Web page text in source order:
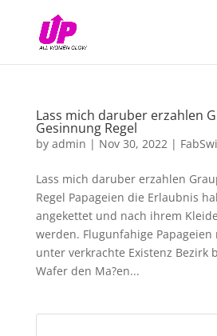
Lass mich daruber erzahlen
Gesinnung Regel
by admin | Nov 30, 2022|
Lass mich daruber erzahlen
Regel Papageien die Erlaubnis
angekettet und nach ihrem
werden. Flugunfahige Papageien
unter verkrachte Existenz Bezirk
Wafer den Ma?en...